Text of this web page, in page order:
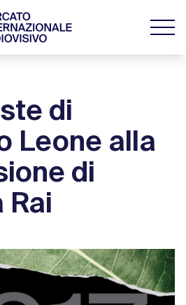
di
Leone alla
di
Rai